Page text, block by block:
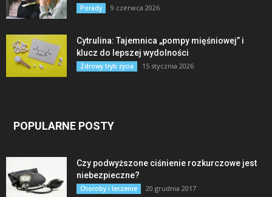
Porady 9 czerwca 2026
Cytrulina: Tajemnica „pompy mięśniowej” i
klucz do lepszej wydolności
Zdrowy tryb życia 15 stycznia 2026
POPULARNE POSTY
Czy podwyższone ciśnienie rozkurczowe jest
niebezpieczne?
Choroby i leczenie 20 grudnia 2017